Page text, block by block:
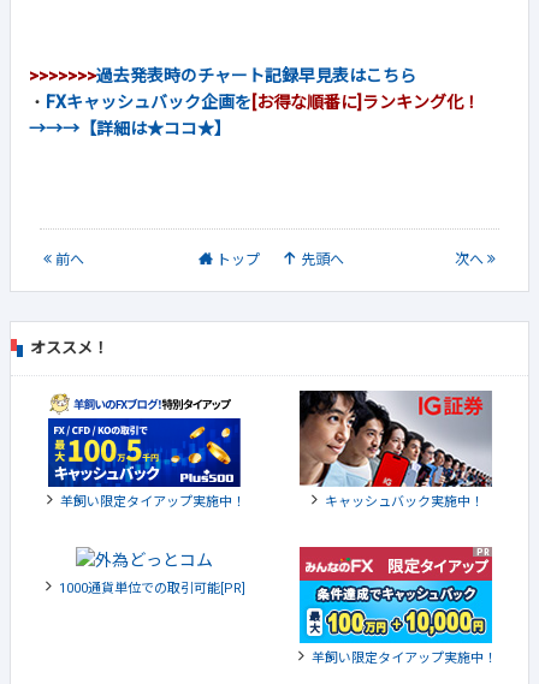
>>>>>>>過去発表時のチャート記録早見表はこちら
・ FXキャッシュバック企画を [お得な順番に]ランキング化！
→→→【詳細は★ココ★】
前へ トップ 先頭へ 次へ
オススメ！
羊飼い限定タイアップ実施中！ キャッシュバック実施中！
1000通貨単位での取引可能[PR]
羊飼い限定タイアップ実施中！